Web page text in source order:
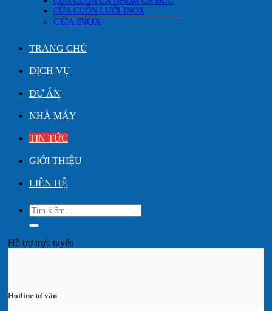
CỬA CUỐN LƯỚI INOX
CỬA INOX
TRANG CHỦ
DỊCH VỤ
DỰ ÁN
NHÀ MÁY
TIN TỨC
GIỚI THIỆU
LIÊN HỆ
Tìm
kiếm:
Hỗ trợ trực tuyến
Hotline tư vấn